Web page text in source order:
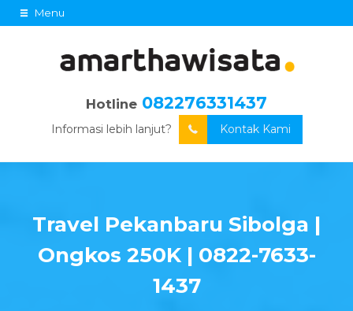
Menu
Hotline 082276331437
Informasi lebih lanjut? Kontak Kami
Travel Pekanbaru Sibolga |
Ongkos 250K | 0822-7633-
1437